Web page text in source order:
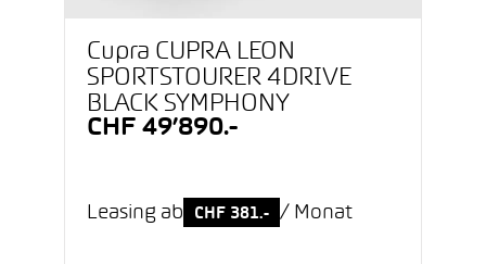
Cupra CUPRA LEON
SPORTSTOURER 4DRIVE
BLACK SYMPHONY
CHF 49’890.-
Leasing ab CHF 381.- / Monat